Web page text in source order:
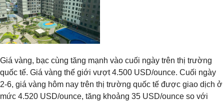
Giá vàng, bạc cùng tăng mạnh vào cuối ngày trên thị trường
quốc tế. Giá vàng thế giới vượt 4.500 USD/ounce. Cuối ngày
2-6, giá vàng hôm nay trên thị trường quốc tế được giao dịch ở
mức 4.520 USD/ounce, tăng khoảng 35 USD/ounce so với